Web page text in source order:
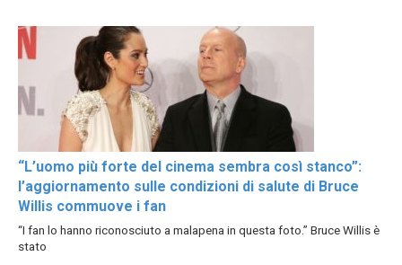
“L’uomo più forte del cinema sembra così stanco”:
l’aggiornamento sulle condizioni di salute di Bruce
Willis commuove i fan
“I fan lo hanno riconosciuto a malapena in questa foto.” Bruce Willis è
stato